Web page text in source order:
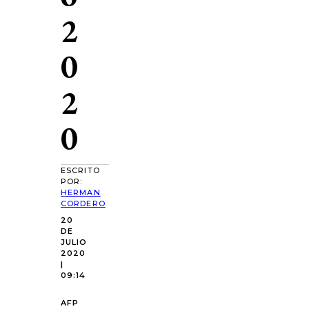
2
0
2
0
ESCRITO
POR:
HERMAN
CORDERO
20
DE
JULIO
2020
|
09:14
AFP